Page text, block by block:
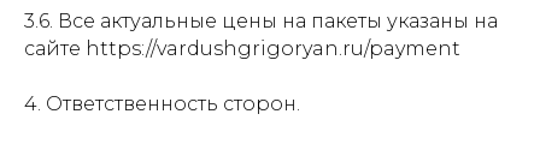
3.6. Все актуальные цены на пакеты указаны на
сайте https://vardushgrigoryan.ru/payment
4. Ответственность сторон.